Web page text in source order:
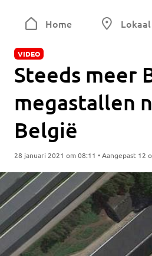
Home Lokaal
VIDEO
Steeds meer
megastallen
België
28 januari 2021 om 08:11 • Aangepast 12